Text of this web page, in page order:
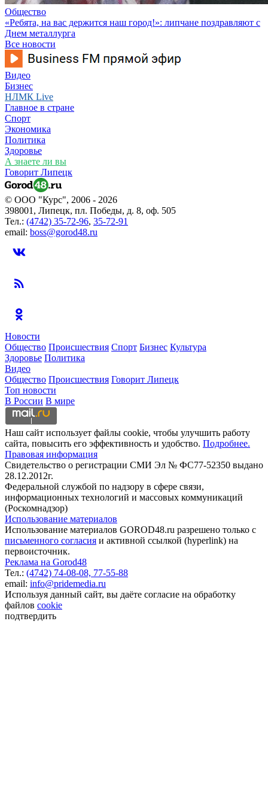
Общество
«Ребята, на вас держится наш город!»: липчане поздравляют с
Днем металлурга
Все новости
Видео
Бизнес
НЛМК Live
Главное в стране
Спорт
Экономика
Политика
Здоровье
А знаете ли вы
Говорит Липецк
© ООО "Курс", 2006 - 2026
398001, Липецк, пл. Победы, д. 8, оф. 505
Тел.: (4742) 35-72-96, 35-72-91
email: boss@gorod48.ru
Новости
Общество Происшествия Спорт Бизнес Культура
Здоровье Политика
Видео
Общество Происшествия Говорит Липецк
Топ новости
В России В мире
Наш сайт использует файлы cookie, чтобы улучшить работу
сайта, повысить его эффективность и удобство. Подробнее.
Правовая информация
Свидетельство о регистрации СМИ Эл № ФС77-52350 выдано
28.12.2012г.
Федеральной службой по надзору в сфере связи,
информационных технологий и массовых коммуникаций
(Роскомнадзор)
Использование материалов
Использование материалов GOROD48.ru разрешено только с
письменного согласия и активной ссылкой (hyperlink) на
первоисточник.
Реклама на Gorod48
Тел.: (4742) 74-08-08, 77-55-88
email: info@pridemedia.ru
Используя данный сайт, вы даёте согласие на обработку
файлов cookie
подтвердить